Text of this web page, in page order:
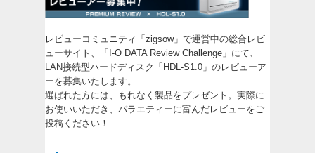
レビューコミュニティ「zigsow」で運営中の総合レビ
ューサイト、「 I-O DATA Review Challenge 」にて、
LAN接続型ハードディスク「HDL-S1.0」のレビューア
ーを募集いたします。
選ばれた方には、もれなく製品をプレゼント。実際に
お使いいただき、バラエティーに富んだレビューをご
投稿ください！